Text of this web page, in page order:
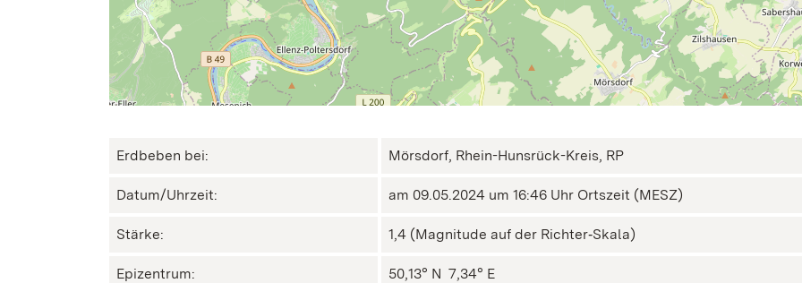
Erdbeben bei: Mörsdorf, Rhein-Hunsrück-Kreis, RP
Datum/Uhrzeit: am 09.05.2024 um 16:46 Uhr Ortszeit (MESZ)
Stärke: 1,4 (Magnitude auf der Richter‑Skala)
Epizentrum: 50,13° N ㅤ 7,34° E